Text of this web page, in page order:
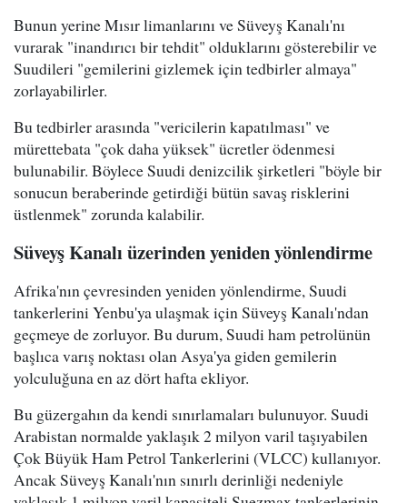
Bunun yerine Mısır limanlarını ve Süveyş Kanalı'nı
vurarak "inandırıcı bir tehdit" olduklarını gösterebilir ve
Suudileri "gemilerini gizlemek için tedbirler almaya"
zorlayabilirler.
Bu tedbirler arasında "vericilerin kapatılması" ve
mürettebata "çok daha yüksek" ücretler ödenmesi
bulunabilir. Böylece Suudi denizcilik şirketleri "böyle bir
sonucun beraberinde getirdiği bütün savaş risklerini
üstlenmek" zorunda kalabilir.
Süveyş Kanalı üzerinden yeniden yönlendirme
Afrika'nın çevresinden yeniden yönlendirme, Suudi
tankerlerini Yenbu'ya ulaşmak için Süveyş Kanalı'ndan
geçmeye de zorluyor. Bu durum, Suudi ham petrolünün
başlıca varış noktası olan Asya'ya giden gemilerin
yolculuğuna en az dört hafta ekliyor.
Bu güzergahın da kendi sınırlamaları bulunuyor. Suudi
Arabistan normalde yaklaşık 2 milyon varil taşıyabilen
Çok Büyük Ham Petrol Tankerlerini (VLCC) kullanıyor.
Ancak Süveyş Kanalı'nın sınırlı derinliği nedeniyle